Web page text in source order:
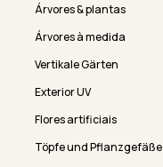
Árvores & plantas
Árvores à medida
Vertikale Gärten
Exterior UV
Flores artificiais
Töpfe und Pflanzgefäße